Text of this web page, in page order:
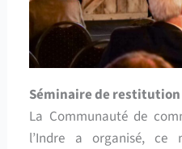
Séminaire de
La Communauté de
l’Indre a organisé, ce